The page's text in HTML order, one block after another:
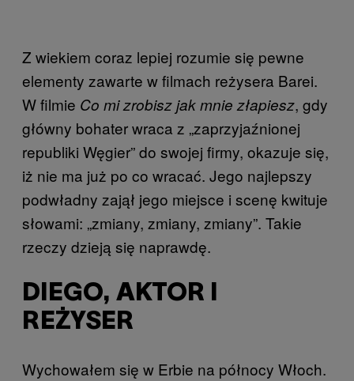
Z wiekiem coraz lepiej rozumie się pewne
elementy zawarte w filmach reżysera Barei.
W filmie Co mi zrobisz jak mnie złapiesz, gdy
główny bohater wraca z „zaprzyjaźnionej
republiki Węgier” do swojej firmy, okazuje się,
iż nie ma już po co wracać. Jego najlepszy
podwładny zajął jego miejsce i scenę kwituje
słowami: „zmiany, zmiany, zmiany”. Takie
rzeczy dzieją się naprawdę.
DIEGO, AKTOR I
REŻYSER
Wychowałem się w Erbie na północy Włoch.